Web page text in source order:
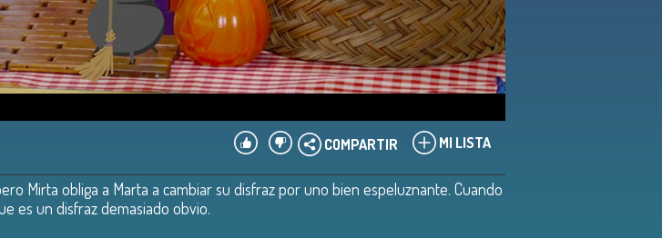
MI LISTA
COMPARTIR
Mirta obliga a Marta a cambiar su disfraz por uno bien espeluznante. Cuando
es un disfraz demasiado obvio.